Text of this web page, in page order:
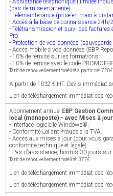
- Assistance téléphonique illimitée
(pas de mise en attente).
- Télémaintenance (prise en main à
- Accès à la base de connaissance 24h/
- Télétransmission et suivi des factures
Pro.
- Protection de vos données (sauvegarde
- Accès mobile à vos données (EBP
- 10% de remise sur les formations.
- 10% de remise avec le code
Tarif de renouvellement fidélité à partir de: 728€
A partir de 1032 € HT. Devis immédiat
Lien de téléchargement immédiat dès
Abonnement annuel EBP Gestion
local (monoposte) - avec Mises à jour
- Interface logicielle Windows®.
- Conformité Loi anti-fraude à la TVA.
- Accès aux mises à jour (pour vous
conformité technique et légale).
- Pas d'assistance, hormis 30 jours
Tarif de renouvellement fidélité: 377€
Lien de téléchargement immédiat dès
Lien de téléchargement immédiat dès